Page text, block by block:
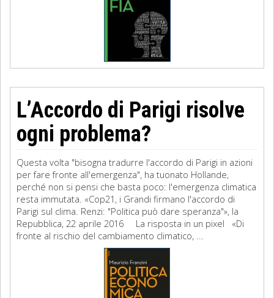
L’Accordo di Parigi risolve
ogni problema?
Questa volta "bisogna tradurre l'accordo di Parigi in azioni
per fare fronte all'emergenza", ha tuonato Hollande,
perché non si pensi che basta poco: l'emergenza climatica
resta immutata. «Cop21, i Grandi firmano l'accordo di
Parigi sul clima. Renzi: "Politica può dare speranza"», la
Repubblica, 22 aprile 2016 La risposta in un pixel «Di
fronte al rischio del cambiamento climatico, ...